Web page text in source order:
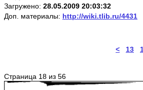
Загружено: 28.05.2009 20:03:32
Доп. материалы: http://wiki.tlib.ru/4431
< 13
Страница 18 из 56